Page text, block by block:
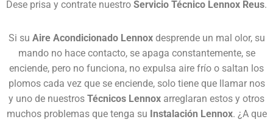
Dese prisa y contrate nuestro Servicio Técnico Lennox Reus.
Si su Aire Acondicionado Lennoxdesprende un mal olor, su
mando no hace contacto, se apaga constantemente, se
enciende, pero no funciona, no expulsa aire frío o saltan los
plomos cada vez que se enciende, solo tiene que llamar nos
y uno de nuestros Técnicos Lennox arreglaran estos y otros
muchos problemas que tenga su Instalación Lennox. ¿A que